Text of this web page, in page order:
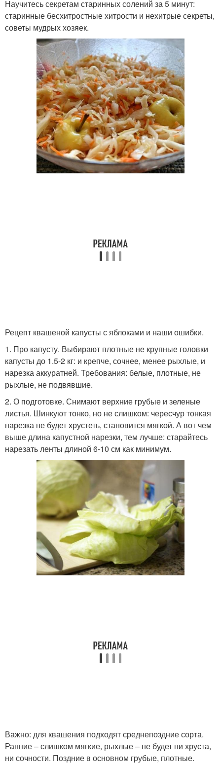
Научитесь секретам старинных солений за 5 минут:
старинные бесхитростные хитрости и нехитрые секреты,
советы мудрых хозяек.
Рецепт квашеной капусты с яблоками и наши ошибки.
1. Про капусту. Выбирают плотные не крупные головки
капусты до 1.5-2 кг: и крепче, сочнее, менее рыхлые, и
нарезка аккуратней. Требования: белые, плотные, не
рыхлые, не подвявшие.
2. О подготовке. Снимают верхние грубые и зеленые
листья. Шинкуют тонко, но не слишком: чересчур тонкая
нарезка не будет хрустеть, становится мягкой. А вот чем
выше длина капустной нарезки, тем лучше: старайтесь
нарезать ленты длиной 6-10 см как минимум.
Важно: для квашения подходят среднепоздние сорта.
Ранние – слишком мягкие, рыхлые – не будет ни хруста,
ни сочности. Поздние в основном грубые, плотные.